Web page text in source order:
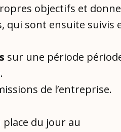
objectifs et
qui sont ensuite suivis
sur une période
de l’entreprise.
du jour au